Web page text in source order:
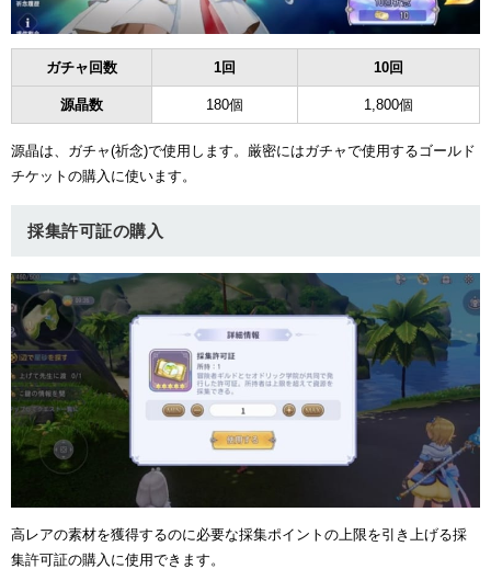
ガチャ回数 1回 10回
源晶数 180個 1,800個
源晶は、ガチャ(祈念)で使用します。厳密にはガチャで使用するゴールド
チケットの購入に使います。
採集許可証の購入
高レアの素材を獲得するのに必要な採集ポイントの上限を引き上げる採
集許可証の購入に使用できます。